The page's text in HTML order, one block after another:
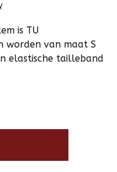
is TU
worden van maat S
elastische tailleband